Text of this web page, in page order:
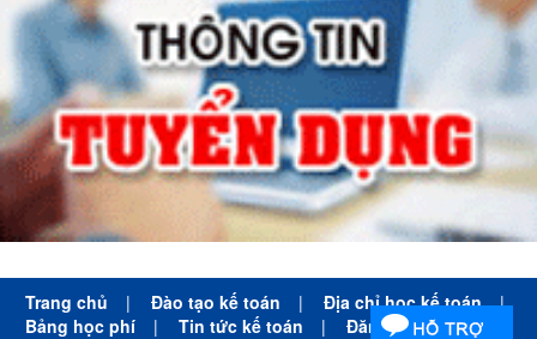
Trang chủ | Đào tạo kế toán | Địa chỉ học kế toán
|
Bảng học phí
| Tin tức kế toán | Đăng ký học